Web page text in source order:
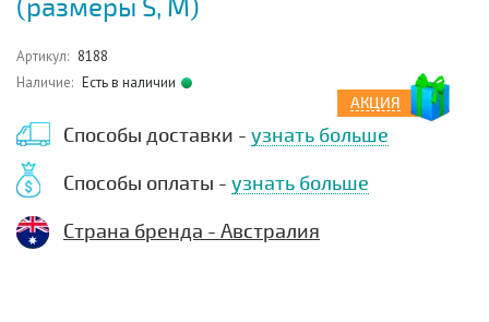
(размеры S, М)
Артикул: 8188
Наличие: Есть в наличии
АКЦИЯ
Способы доставки - узнать больше
Способы оплаты - узнать больше
Страна бренда - Австралия